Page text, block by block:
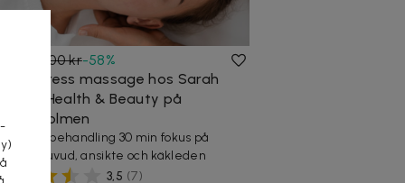
700 kr-58%
Stress massage hos Sarah
Einride Health & Beauty på
Kungsholmen
Massagebehandling 30 min fokus på
huvud, ansikte och käkleden
3,5 (7)